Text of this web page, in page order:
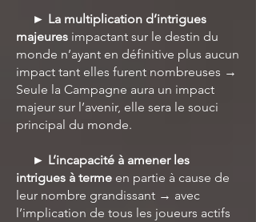
► La multiplication d’intrigues
majeures impactant sur le destin du
monde n’ayant en définitive plus aucun
impact tant elles furent nombreuses →
Seule la Campagne aura un impact
majeur sur l’avenir, elle sera le souci
principal du monde.
► L’incapacité à amener les
intrigues à terme en partie à cause de
leur nombre grandissant → avec
l’implication de tous les joueurs actifs